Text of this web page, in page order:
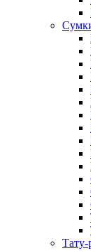
Тату-